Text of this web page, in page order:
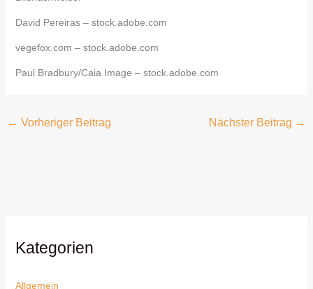
David Pereiras– stock.adobe.com
vegefox.com – stock.adobe.com
Paul Bradbury/Caia Image – stock.adobe.com
← Vorheriger Beitrag Nächster Beitrag →
Kategorien
Allgemein